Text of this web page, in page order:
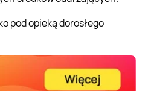
pod opieką dorosłego